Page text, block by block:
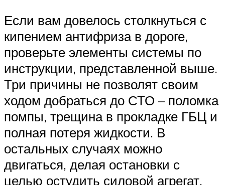
Если вам довелось столкнуться с
кипением антифриза в дороге,
проверьте элементы системы по
инструкции, представленной выше.
Три причины не позволят своим
ходом добраться до СТО – поломка
помпы, трещина в прокладке ГБЦ и
полная потеря жидкости. В
остальных случаях можно
двигаться, делая остановки с
целью остудить силовой агрегат.